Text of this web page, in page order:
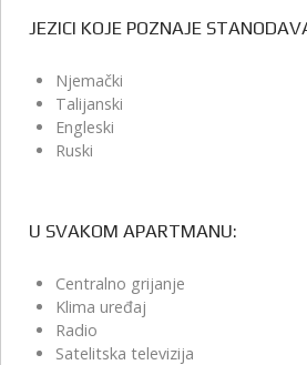
JEZICI KOJE POZNAJE
Njemački
Talijanski
Engleski
Ruski
U SVAKOM APARTMANU:
Centralno grijanje
Klima uređaj
Radio
Satelitska televizija